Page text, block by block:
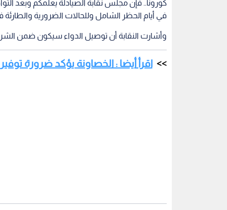
كورونا.. فإن مجلس نقابة الصيادلة يعلمكم وبعد
في أيام الحظر الشامل وللحالات الضرورية
وأشارت النقابة أن توصيل الدواء سيكون ضمن
اقرأ أيضا : الخصاونة يؤكد ضرورة